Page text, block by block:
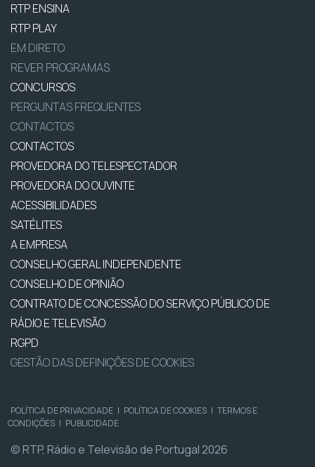
RTP ENSINA
RTP PLAY
EM DIRETO
REVER PROGRAMAS
CONCURSOS
PERGUNTAS FREQUENTES
CONTACTOS
CONTACTOS
PROVEDORA DO TELESPECTADOR
PROVEDORA DO OUVINTE
ACESSIBILIDADES
SATÉLITES
A EMPRESA
CONSELHO GERAL INDEPENDENTE
CONSELHO DE OPINIÃO
CONTRATO DE CONCESSÃO DO SERVIÇO PÚBLICO DE
RÁDIO E TELEVISÃO
RGPD
GESTÃO DAS DEFINIÇÕES DE COOKIES
POLÍTICA DE PRIVACIDADE | POLÍTICA DE COOKIES | TERMOS E
CONDIÇÕES | PUBLICIDADE
© RTP, Rádio e Televisão de Portugal 2026